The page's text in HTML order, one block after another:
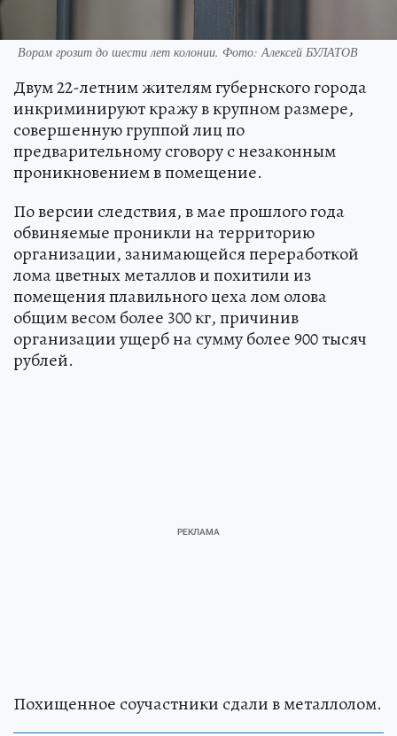
Ворам грозит до шести лет колонии. Фото: Алексей БУЛАТОВ
Двум 22-летним жителям губернского города
инкриминируют кражу в крупном размере,
совершенную группой лиц по
предварительному сговору с незаконным
проникновением в помещение.
По версии следствия, в мае прошлого года
обвиняемые проникли на территорию
организации, занимающейся переработкой
лома цветных металлов и похитили из
помещения плавильного цеха лом олова
общим весом более 300 кг, причинив
организации ущерб на сумму более 900 тысяч
рублей.
Похищенное соучастники сдали в металлолом.